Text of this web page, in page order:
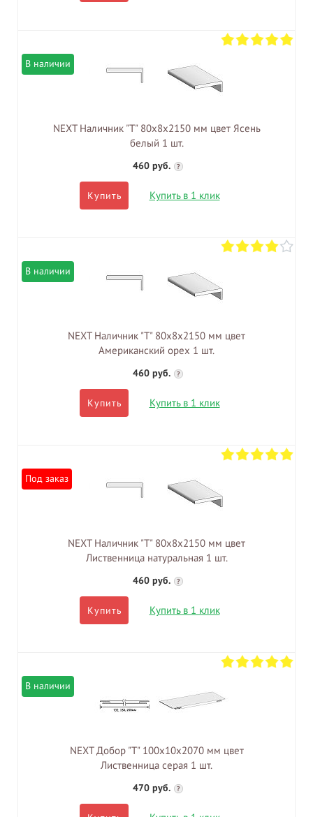
В наличии
NEXT Наличник "Т" 80х8х2150 мм цвет Ясень
белый 1 шт.
460 руб. ?
Купить Купить в 1 клик
В наличии
NEXT Наличник "Т" 80х8х2150 мм цвет
Американский орех 1 шт.
460 руб. ?
Купить Купить в 1 клик
Под заказ
NEXT Наличник "Т" 80х8х2150 мм цвет
Лиственница натуральная 1 шт.
460 руб. ?
Купить Купить в 1 клик
В наличии
NEXT Добор "Т" 100х10х2070 мм цвет
Лиственница серая 1 шт.
470 руб. ?